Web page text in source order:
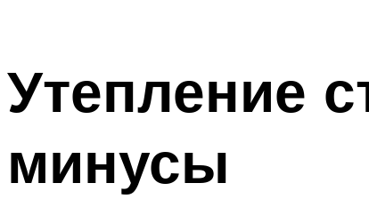
Утепление
минусы